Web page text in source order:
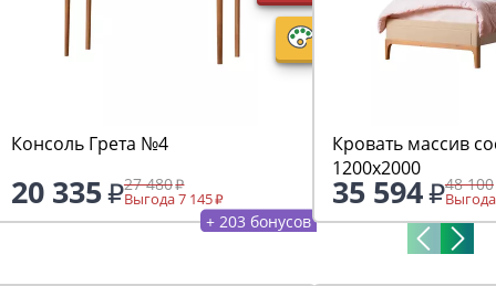
Консоль Грета №4
20 335 27 480
Выгода 7 145
+ 203 бонусов
Кровать массив
1200х2000
35 594 48 100